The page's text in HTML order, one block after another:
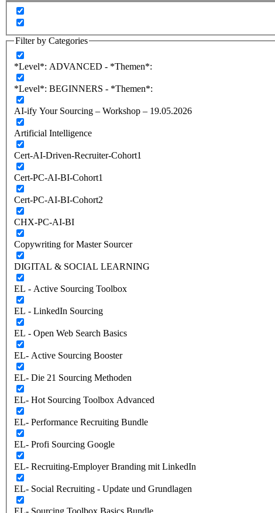
Filter by Categories
*Level*: ADVANCED - *Themen*:
*Level*: BEGINNERS - *Themen*:
AI-ify Your Sourcing – Workshop – 19.05.2026
Artificial Intelligence
Cert-AI-Driven-Recruiter-Cohort1
Cert-PC-AI-BI-Cohort1
Cert-PC-AI-BI-Cohort2
CHX-PC-AI-BI
Copywriting for Master Sourcer
DIGITAL & SOCIAL LEARNING
EL - Active Sourcing Toolbox
EL - LinkedIn Sourcing
EL - Open Web Search Basics
EL- Active Sourcing Booster
EL- Die 21 Sourcing Methoden
EL- Hot Sourcing Toolbox Advanced
EL- Performance Recruiting Bundle
EL- Profi Sourcing Google
EL- Recruiting-Employer Branding mit LinkedIn
EL- Social Recruiting - Update und Grundlagen
EL- Sourcing Toolbox Basics Bundle